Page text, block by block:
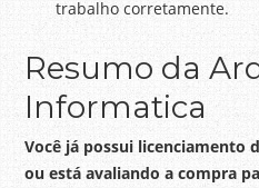
trabalho corretamente.
Resumo da
Informatica
Você já possui licenciamento
ou está avaliando a compra